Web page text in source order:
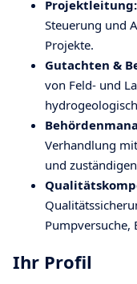
Projektleitung:
Steuerung und
Projekte.
Gutachten &
von Feld- und
Verhandlung
und
Pumpversuche,
Ihr Profil